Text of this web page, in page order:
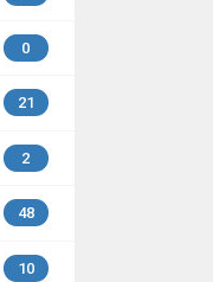
0
21
2
48
10